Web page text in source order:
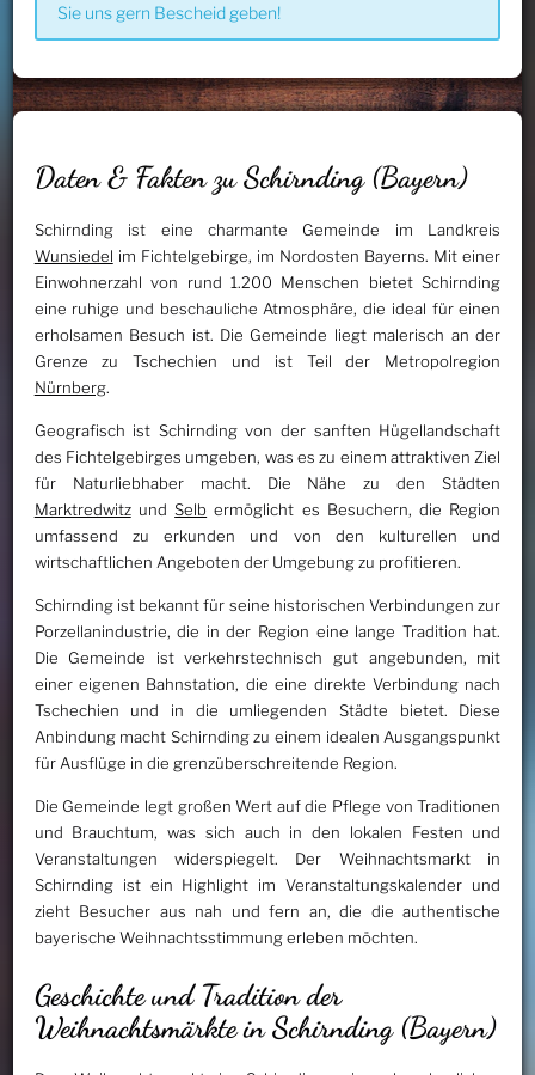
Sie uns gern Bescheid geben!
Daten & Fakten zu Schirnding (Bayern)
Schirnding ist eine charmante Gemeinde im Landkreis
Wunsiedel im Fichtelgebirge, im Nordosten Bayerns. Mit einer
Einwohnerzahl von rund 1.200 Menschen bietet Schirnding
eine ruhige und beschauliche Atmosphäre, die ideal für einen
erholsamen Besuch ist. Die Gemeinde liegt malerisch an der
Grenze zu Tschechien und ist Teil der Metropolregion
Nürnberg.
Geografisch ist Schirnding von der sanften Hügellandschaft
des Fichtelgebirges umgeben, was es zu einem attraktiven Ziel
für Naturliebhaber macht. Die Nähe zu den Städten
MarktredwitzundSelb ermöglicht es Besuchern, die Region
umfassend zu erkunden und von den kulturellen und
wirtschaftlichen Angeboten der Umgebung zu profitieren.
Schirnding ist bekannt für seine historischen Verbindungen zur
Porzellanindustrie, die in der Region eine lange Tradition hat.
Die Gemeinde ist verkehrstechnisch gut angebunden, mit
einer eigenen Bahnstation, die eine direkte Verbindung nach
Tschechien und in die umliegenden Städte bietet. Diese
Anbindung macht Schirnding zu einem idealen Ausgangspunkt
für Ausflüge in die grenzüberschreitende Region.
Die Gemeinde legt großen Wert auf die Pflege von Traditionen
und Brauchtum, was sich auch in den lokalen Festen und
Veranstaltungen widerspiegelt. Der Weihnachtsmarkt in
Schirnding ist ein Highlight im Veranstaltungskalender und
zieht Besucher aus nah und fern an, die die authentische
bayerische Weihnachtsstimmung erleben möchten.
Geschichte und Tradition der
Weihnachtsmärkte in Schirnding (Bayern)